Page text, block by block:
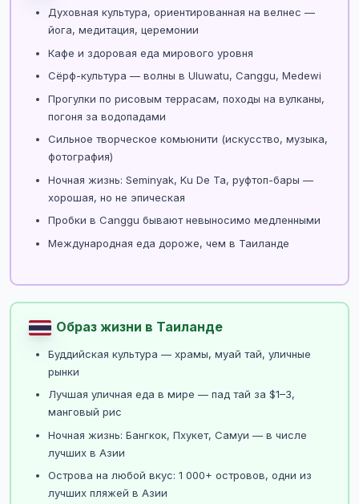
Духовная культура, ориентированная на велнес —
йога, медитация, церемонии
Кафе и здоровая еда мирового уровня
Сёрф-культура — волны в Uluwatu, Canggu, Medewi
Прогулки по рисовым террасам, походы на вулканы,
погоня за водопадами
Сильное творческое комьюнити (искусство, музыка,
фотография)
Ночная жизнь: Seminyak, Ku De Ta, руфтоп-бары —
хорошая, но не эпическая
Пробки в Canggu бывают невыносимо медленными
Международная еда дороже, чем в Таиланде
Образ жизни в Таиланде
Буддийская культура — храмы, муай тай, уличные
рынки
Лучшая уличная еда в мире — пад тай за $1–3,
манговый рис
Ночная жизнь: Бангкок, Пхукет, Самуи — в числе
лучших в Азии
Острова на любой вкус: 1 000+ островов, одни из
лучших пляжей в Азии